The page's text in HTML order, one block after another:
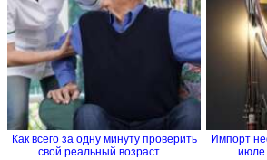
Как всего за одну минуту проверить
свой реальный возраст....
Импорт
июле